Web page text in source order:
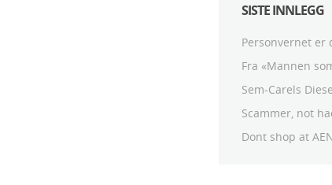
SISTE INNLEGG
Personvernet er
Fra «Mannen
Sem-Carels
Scammer, not
Dont shop at